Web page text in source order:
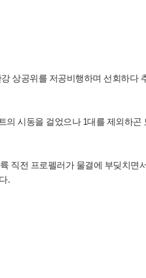
상공위를 저공비행하며 선회하다
의 시동을 걸었으나 1대를 제외하곤
직전 프로펠러가 물결에 부딪치면
.